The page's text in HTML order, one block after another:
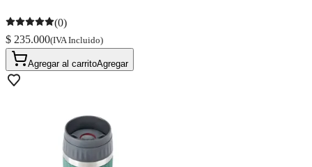
(0)
$ 235.000(IVA Incluido)
Agregar al carritoAgregar